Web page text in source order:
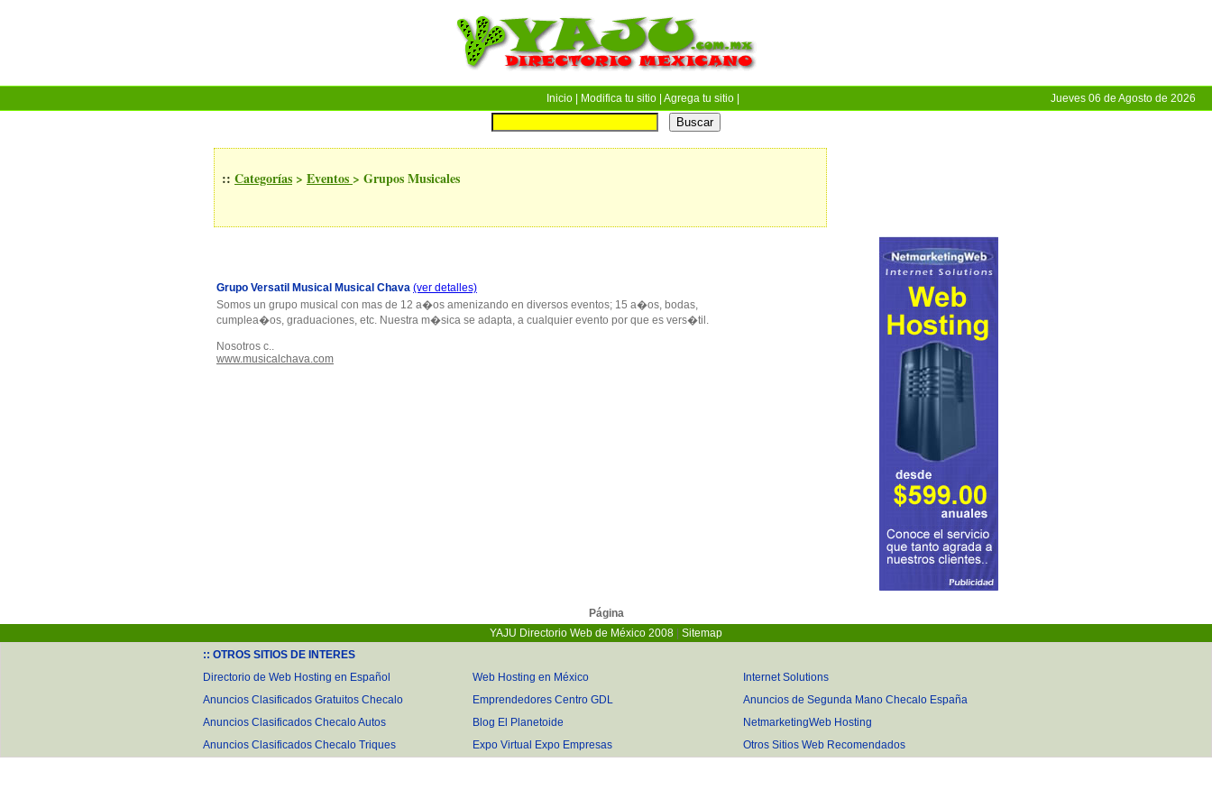
Inicio | Modifica tu sitio | Agrega tu sitio Jueves 06 de Agosto de 2026
:: Categorías > Eventos > Grupos Musicales
Grupo Versatil Musical Musical Chava (ver detalles)
Somos un grupo musical con mas de 12 a�os amenizando en diversos eventos; 15 a�os, bodas,
cumplea�os, graduaciones, etc. Nuestra m�sica se adapta, a cualquier evento por que es vers�til.
Nosotros c..
www.musicalchava.com
Página
YAJU Directorio Web de México 2008
Sitemap
:: OTROS SITIOS DE INTERES
Directorio de Web Hosting en Español
Web Hosting en México
Internet Solutions
Anuncios Clasificados Gratuitos Checalo
Emprendedores Centro GDL
Anuncios de Segunda Mano Checalo España
Anuncios Clasificados Checalo Autos
Blog El Planetoide
NetmarketingWeb Hosting
Anuncios Clasificados Checalo Triques
Expo Virtual Expo Empresas Otros Sitios Web Recomendados